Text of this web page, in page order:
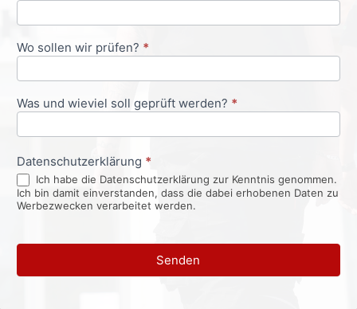
Wo sollen wir prüfen? *
Was und wieviel soll geprüft werden? *
Datenschutzerklärung *
Ich habe die Datenschutzerklärung zur Kenntnis genommen.
Ich bin damit einverstanden, dass die dabei erhobenen Daten zu
Werbezwecken verarbeitet werden.
Senden